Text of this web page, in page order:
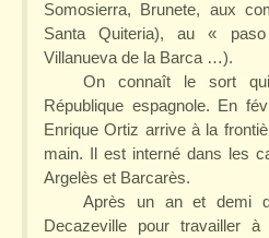
Somosierra, Brunete, aux
Santa Quiteria), au «
Villanueva de la Barca …).
On connaît le sort
République espagnole. En
Enrique Ortiz arrive à la
main. Il est interné dans les
Argelès et Barcarès.
Après un an et demi
Decazeville pour travailler